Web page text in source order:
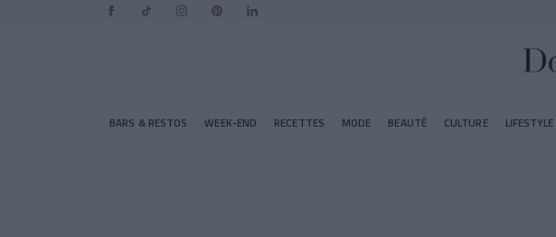
BARS & RESTOS WEEK-END RECETTES MODE BEAUTÉ CULTURE